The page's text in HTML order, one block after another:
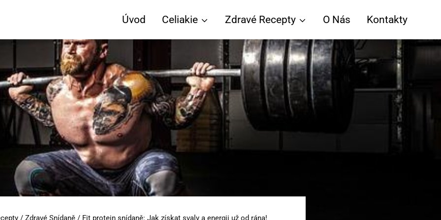
Úvod Celiakie Zdravé Recepty O Nás Kontakty
/ Zdravé Snídaně / Fit protein snídaně: Jak získat svaly a energii už od rána!